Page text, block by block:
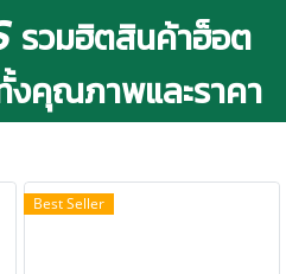
รวมฮิตสินค้าฮ็อต
งคุณภาพและราคา
Best Seller